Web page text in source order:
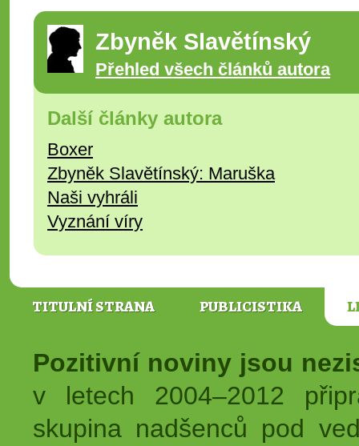
Zbyněk Slavětínský
Přehled všech článků autora
Další články autora
Boxer
Zbyněk Slavětínský: Maruška
Naši vyhráli
Vyznání víry
TITULNÍ STRANA PUBLICISTIKA
Pozitivní noviny jsou
v letech 2004–2012
skupina nadšenců pod